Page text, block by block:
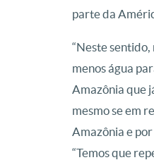
parte da
“Neste
menos água
Amazônia que
mesmo se em
Amazônia e
“Temos que